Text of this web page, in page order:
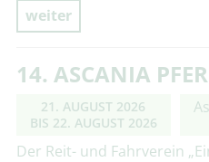
weiter
14. ASCANIA
21. AUGUST 2026
BIS 22. AUGUST 2026
Der Reit- und Fahrverein